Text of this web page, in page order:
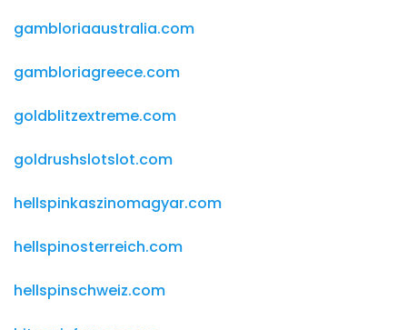
gambloriaaustralia.com
gambloriagreece.com
goldblitzextreme.com
goldrushslotslot.com
hellspinkaszinomagyar.com
hellspinosterreich.com
hellspinschweiz.com